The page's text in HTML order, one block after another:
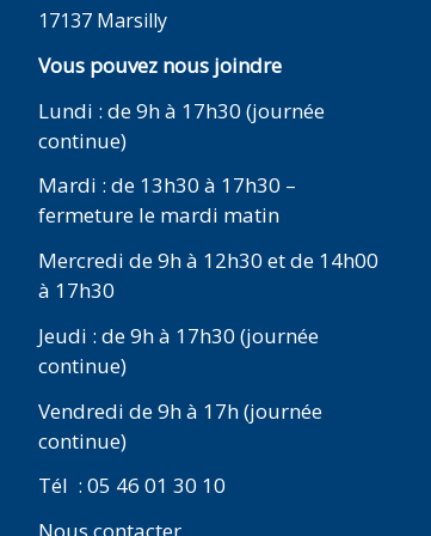
17137 Marsilly
Vous pouvez nous joindre
Lundi : de 9h à 17h30 (journée
continue)
Mardi : de 13h30 à 17h30 –
fermeture le mardi matin
Mercredi de 9h à 12h30 et de 14h00
à 17h30
Jeudi : de 9h à 17h30 (journée
continue)
Vendredi de 9h à 17h (journée
continue)
Tél : 05 46 01 30 10